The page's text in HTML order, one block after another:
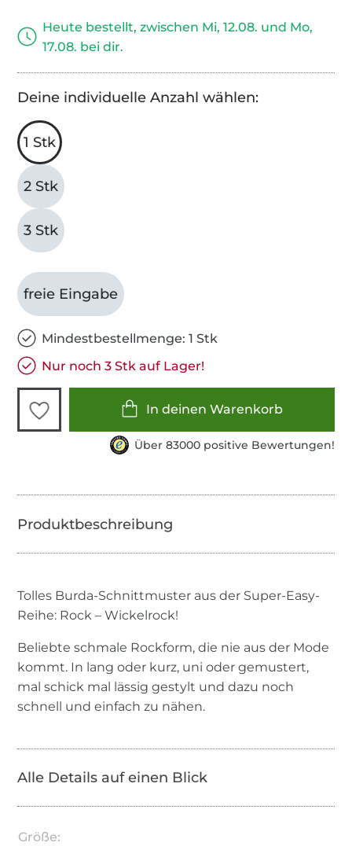
Heute bestellt, zwischen Mi, 12.08. und Mo,
17.08. bei dir.
Deine individuelle Anzahl wählen:
1 Stk
2 Stk
3 Stk
freie Eingabe
Mindestbestellmenge: 1 Stk
Nur noch 3 Stk auf Lager!
In deinen Warenkorb
Über 83000 positive Bewertungen!
Tolles Burda-Schnittmuster aus der Super-Easy-
Reihe: Rock – Wickelrock!
Beliebte schmale Rockform, die nie aus der Mode
kommt. In lang oder kurz, uni oder gemustert,
mal schick mal lässig gestylt und dazu noch
schnell und einfach zu nähen.
Alle Details auf einen Blick
Größe: